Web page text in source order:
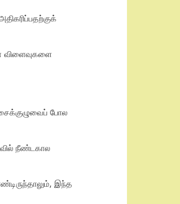
விளைவுகளை
போல
நீண்டகால
இந்த